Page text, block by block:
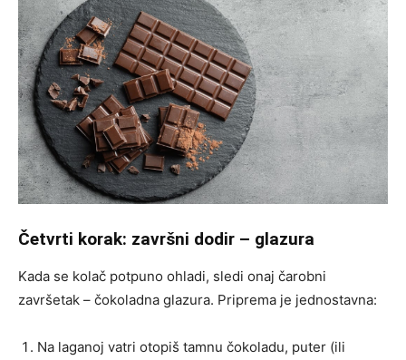
Četvrti korak: završni dodir – glazura
Kada se kolač potpuno ohladi, sledi onaj čarobni
završetak – čokoladna glazura. Priprema je jednostavna:
Na laganoj vatri otopiš tamnu čokoladu, puter (ili